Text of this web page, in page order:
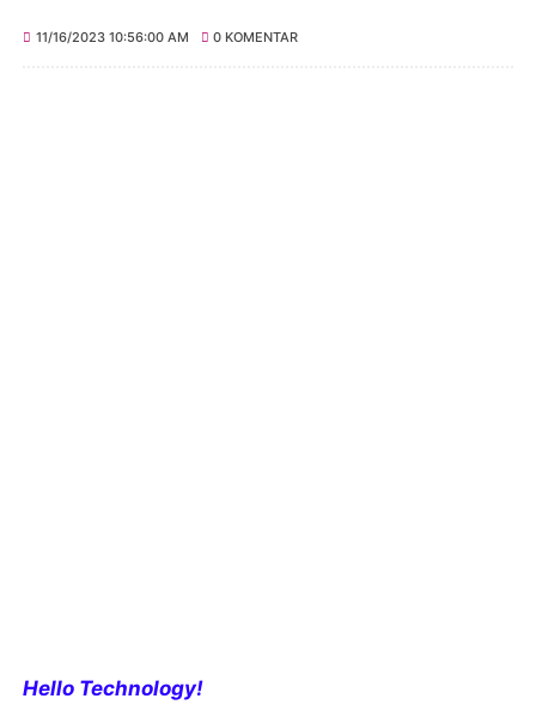
11/16/2023 10:56:00 AM 0 KOMENTAR
Hello Technology!